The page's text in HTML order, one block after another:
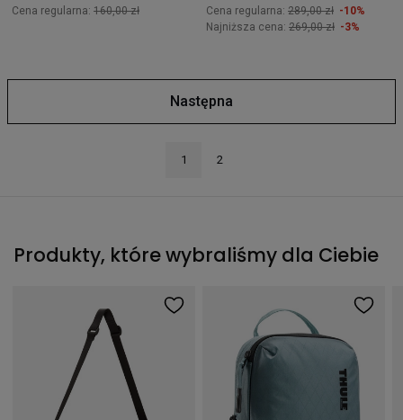
Cena regularna: 160,00 zł Cena regularna: 289,00 zł -10%
Najniższa cena: 269,00 zł -3%
Następna
1 2
Produkty, które wybraliśmy dla Ciebie